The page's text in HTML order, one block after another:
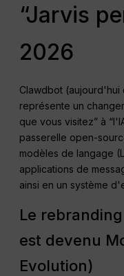
“Jarvis
2026
Clawdbot
représente un
que vous visitez” à
passerelle open-
modèles de langage
applications de
ainsi en un système
Le
est devenu
Evolution)